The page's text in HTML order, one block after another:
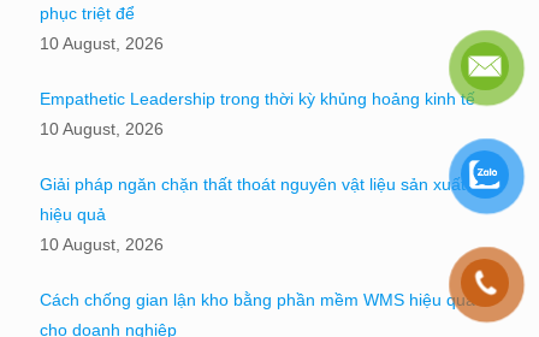
phục triệt để
10 August, 2026
Empathetic Leadership trong thời kỳ khủng hoảng kinh tế
10 August, 2026
Giải pháp ngăn chặn thất thoát nguyên vật liệu sản xuất
hiệu quả
10 August, 2026
Cách chống gian lận kho bằng phần mềm WMS hiệu quả
cho doanh nghiệp